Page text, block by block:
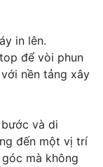
in lên.
để vòi phun
nền tảng xây
và di
đến một vị trí
mà không